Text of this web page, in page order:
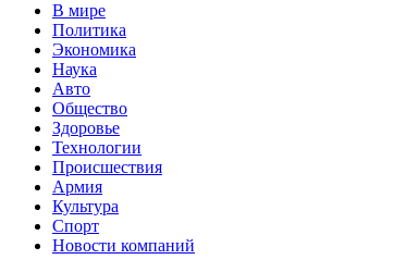
В мире
Политика
Экономика
Наука
Авто
Общество
Здоровье
Технологии
Происшествия
Армия
Культура
Спорт
Новости компаний